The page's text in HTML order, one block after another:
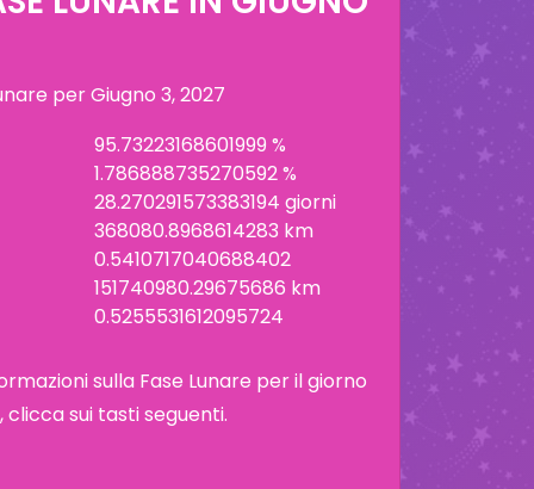
perGiugno 3, 2027
95.73223168601999 %
1.786888735270592 %
28.270291573383194 giorni
368080.8968614283 km
0.5410717040688402
151740980.29675686 km
0.5255531612095724
sulla Fase Lunare per il giorno
sui tasti seguenti.